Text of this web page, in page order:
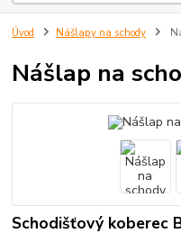
Úvod Nášlapy na schody
Nášlap na
Schodišťový koberec